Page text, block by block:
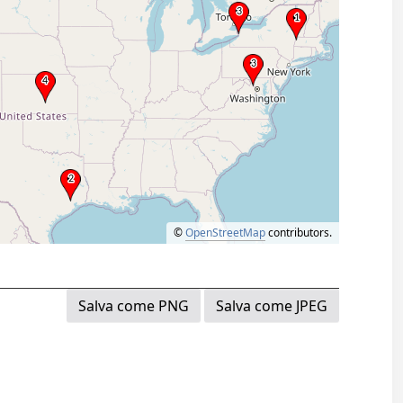
©OpenStreetMapcontributors.
Salva come PNG Salva come JPEG